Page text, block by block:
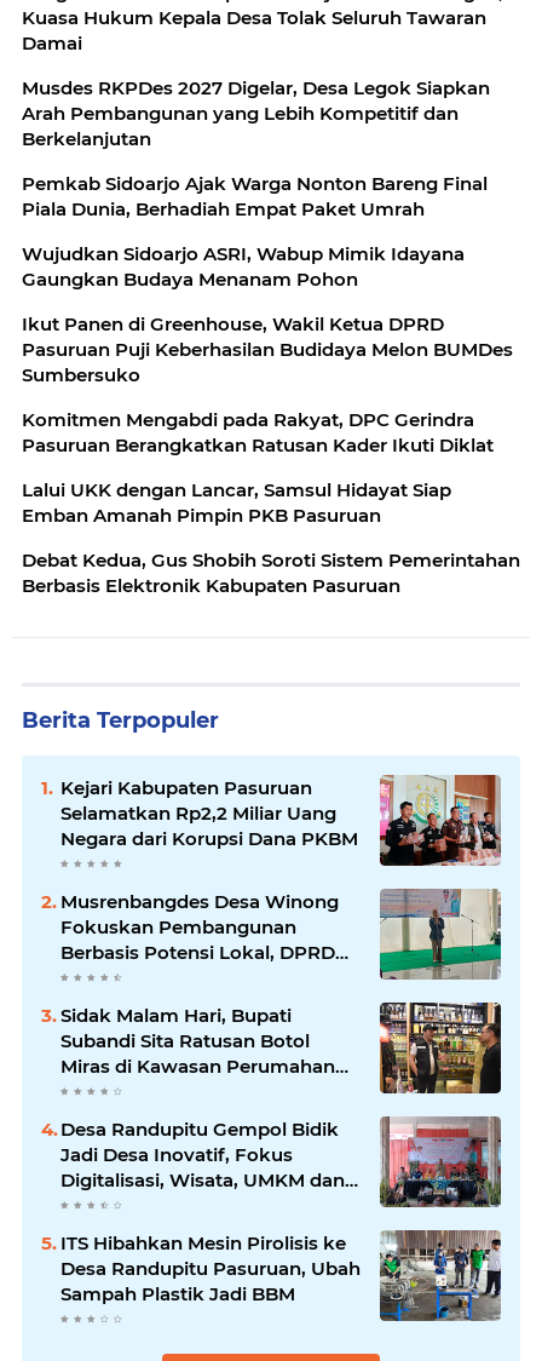
Kuasa Hukum Kepala Desa Tolak Seluruh Tawaran
Damai
Musdes RKPDes 2027 Digelar, Desa Legok Siapkan
Arah Pembangunan yang Lebih Kompetitif dan
Berkelanjutan
Pemkab Sidoarjo Ajak Warga Nonton Bareng Final
Piala Dunia, Berhadiah Empat Paket Umrah
Wujudkan Sidoarjo ASRI, Wabup Mimik Idayana
Gaungkan Budaya Menanam Pohon
Ikut Panen di Greenhouse, Wakil Ketua DPRD
Pasuruan Puji Keberhasilan Budidaya Melon BUMDes
Sumbersuko
Komitmen Mengabdi pada Rakyat, DPC Gerindra
Pasuruan Berangkatkan Ratusan Kader Ikuti Diklat
Lalui UKK dengan Lancar, Samsul Hidayat Siap
Emban Amanah Pimpin PKB Pasuruan
Debat Kedua, Gus Shobih Soroti Sistem Pemerintahan
Berbasis Elektronik Kabupaten Pasuruan
Berita Terpopuler
Kejari Kabupaten Pasuruan
Selamatkan Rp2,2 Miliar Uang
Negara dari Korupsi Dana PKBM
Musrenbangdes Desa Winong
Fokuskan Pembangunan
Berbasis Potensi Lokal, DPRD
Optimistis Meski Dihantam
Sidak Malam Hari, Bupati
Subandi Sita Ratusan Botol
Miras di Kawasan Perumahan
Sidoarjo
Desa Randupitu Gempol Bidik
Jadi Desa Inovatif, Fokus
Digitalisasi, Wisata, UMKM dan
Ketahanan Pangan
ITS Hibahkan Mesin Pirolisis ke
Desa Randupitu Pasuruan, Ubah
Sampah Plastik Jadi BBM